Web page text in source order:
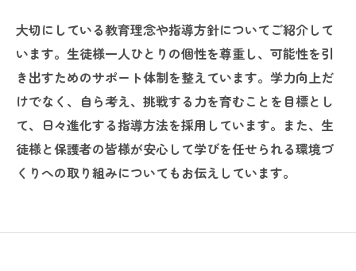
大切にしている教育理念や指導方針についてご紹介して
います。生徒様一人ひとりの個性を尊重し、可能性を引
き出すためのサポート体制を整えています。学力向上だ
けでなく、自ら考え、挑戦する力を育むことを目標とし
て、日々進化する指導方法を採用しています。また、生
徒様と保護者の皆様が安心して学びを任せられる環境づ
くりへの取り組みについてもお伝えしています。